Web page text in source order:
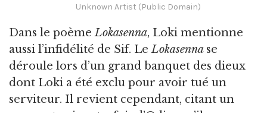
Unknown Artist (Public Domain)
Dans le poèmeLokasenna, Loki mentionne
aussi l’infidélité de Sif. LeLokasenna se
déroule lors d’un grand banquet des dieux
dont Loki a été exclu pour avoir tué un
serviteur. Il revient cependant, citant un